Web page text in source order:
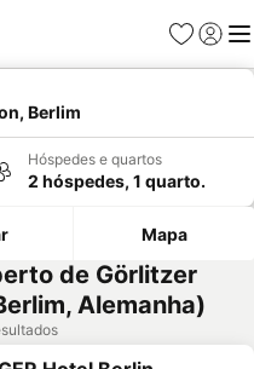
Favoritos
Iniciar
Berlim
Hóspedes e quartos
2 hóspedes, 1 quarto.
Mapa
de Görlitzer
Alemanha)